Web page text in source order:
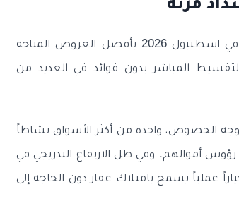
مرنة
نعرض في هذا المقال تفاصيل حول شقق للبيع بالتقسيط في اسطنبول 2026 بأفضل العروض المتاحة
المباشر بدون فوائد في العديد من
الخصوص، واحدة من أكثر الأسواق نشاطاً
رؤوس أموالهم. وفي ظل الارتفاع التدريجي في
عملياً يسمح بامتلاك عقار دون الحاجة إلى